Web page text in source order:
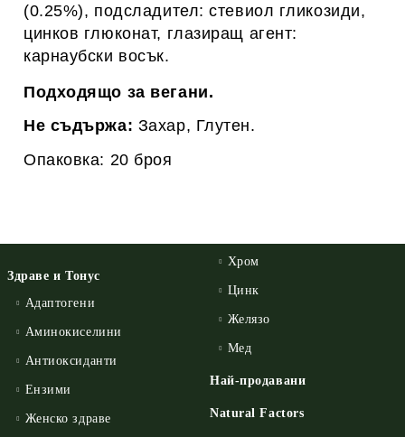
(0.25%), подсладител: стевиол гликозиди,
цинков глюконат, глазиращ агент:
карнаубски восък.
Подходящо за вегани.
Не съдържа: Захар, Глутен.
Опаковка: 20 броя
Здраве и Тонус
Адаптогени
Аминокиселини
Антиоксиданти
Ензими
Женско здраве
Хром
Цинк
Желязо
Мед
Най-продавани
Natural Factors